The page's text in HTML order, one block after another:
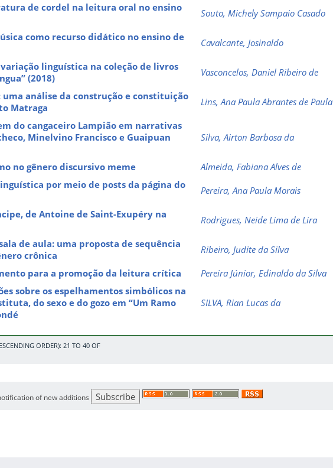
de cordel na leitura oral no ensino
Souto, Michely Sampaio Casado
como recurso didático no ensino de
Cavalcante, Josinaldo
linguística na coleção de livros
(2018)
Vasconcelos, Daniel Ribeiro de
análise da construção e constituição
Matraga
Lins, Ana Paula Abrantes de Paula
do cangaceiro Lampião em narrativas
Minelvino Francisco e Guaipuan
Silva, Airton Barbosa da
no gênero discursivo meme
Almeida, Fabiana Alves de
por meio de posts da página do
Pereira, Ana Paula Morais
de Antoine de Saint-Exupéry na
Rodrigues, Neide Lima de Lira
de aula: uma proposta de sequência
crônica
Ribeiro, Judite da Silva
para a promoção da leitura crítica Pereira Júnior, Edinaldo da Silva
sobre os espelhamentos simbólicos na
do sexo e do gozo em “Um Ramo
SILVA, Rian Lucas da
ORDER): 21 TO 40 OF
of new additions